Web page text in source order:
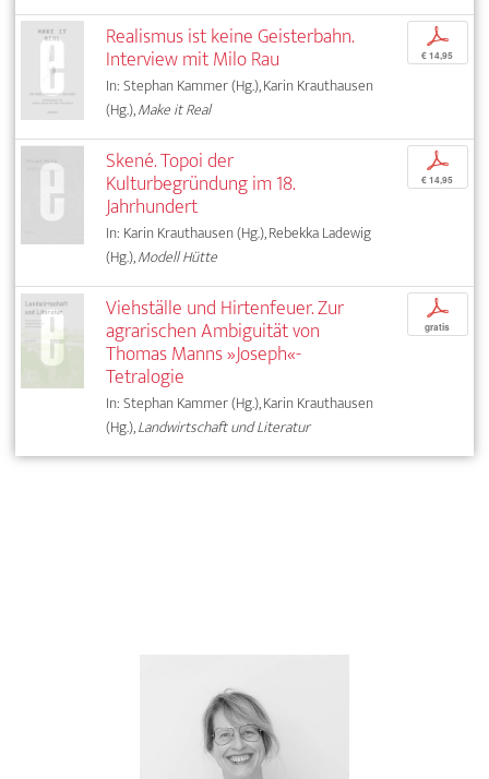
Realismus ist keine Geisterbahn.
Interview mit Milo Rau
In: Stephan Kammer (Hg.), Karin Krauthausen
(Hg.),Make it Real
p
€ 14,95
Skené. Topoi der
Kulturbegründung im 18.
Jahrhundert
In: Karin Krauthausen (Hg.), Rebekka Ladewig
(Hg.),Modell Hütte
p
€ 14,95
Viehställe und Hirtenfeuer. Zur
agrarischen Ambiguität von
Thomas Manns »Joseph«-
Tetralogie
In: Stephan Kammer (Hg.), Karin Krauthausen
(Hg.),Landwirtschaft und Literatur
p
gratis